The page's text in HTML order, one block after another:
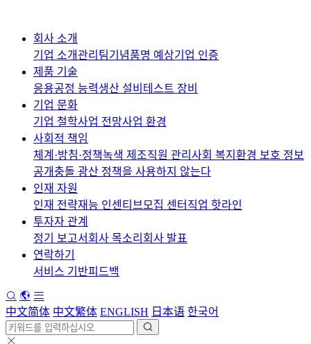
회사 소개
기업 소개관리팀기념품명 예상기업 인증
제품 기술
응용공정 능력생산 설비 테스트 장비
기업 문화
기업 철학사업 전망사업 환경
사회적 책임
체계·방침·정책녹색 제조직원 관리 사회 복지 환경 보호 정보
공개충돌 광산 정책을 사용하지 않는다
인재 자원
인재 전략재능 인센티브 모집 센터 직업 핫라인
투자자 관계
정기 보고서 회사 목소리 회사 발표
연락하기
서비스 기반피드백
中文简体 中文繁体 ENGLISH 日本语 한국어